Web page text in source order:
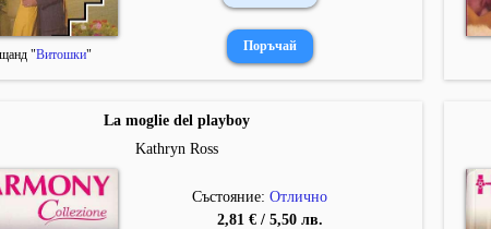
"Витошки"
La moglie del playboy
Kathryn Ross
Състояние: Отлично
2,81 € / 5,50 лв.